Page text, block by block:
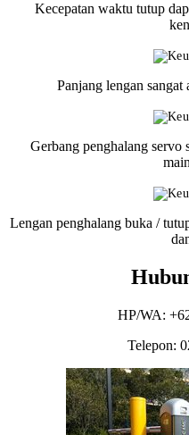
Kecepatan waktu tutup
Panjang lengan sangat
Gerbang penghalang servo
Lengan penghalang buka /
HP/WA:
Telepon: